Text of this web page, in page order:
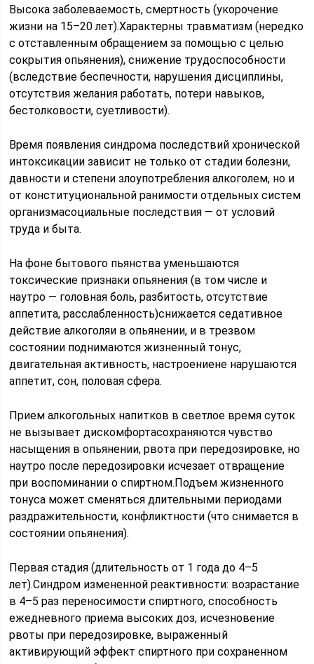
Высока заболеваемость, смертность (укорочение
жизни на 15–20 лет).Характерны травматизм (нередко
с отставленным обращением за помощью с целью
сокрытия опьянения), снижение трудоспособности
(вследствие беспечности, нарушения дисциплины,
отсутствия желания работать, потери навыков,
бестолковости, суетливости).
Время появления синдрома последствий хронической
интоксикации зависит не только от стадии болезни,
давности и степени злоупотребления алкоголем, но и
от конституциональной ранимости отдельных систем
организмасоциальные последствия — от условий
труда и быта.
На фоне бытового пьянства уменьшаются
токсические признаки опьянения (в том числе и
наутро — головная боль, разбитость, отсутствие
аппетита, расслабленность)снижается седативное
действие алкоголяи в опьянении, и в трезвом
состоянии поднимаются жизненный тонус,
двигательная активность, настроениене нарушаются
аппетит, сон, половая сфера.
Прием алкогольных напитков в светлое время суток
не вызывает дискомфортасохраняются чувство
насыщения в опьянении, рвота при передозировке, но
наутро после передозировки исчезает отвращение
при воспоминании о спиртном.Подъем жизненного
тонуса может сменяться длительными периодами
раздражительности, конфликтности (что снимается в
состоянии опьянения).
Первая стадия (длительность от 1 года до 4–5
лет).Синдром измененной реактивности: возрастание
в 4–5 раз переносимости спиртного, способность
ежедневного приема высоких доз, исчезновение
рвоты при передозировке, выраженный
активирующий эффект спиртного при сохраненном